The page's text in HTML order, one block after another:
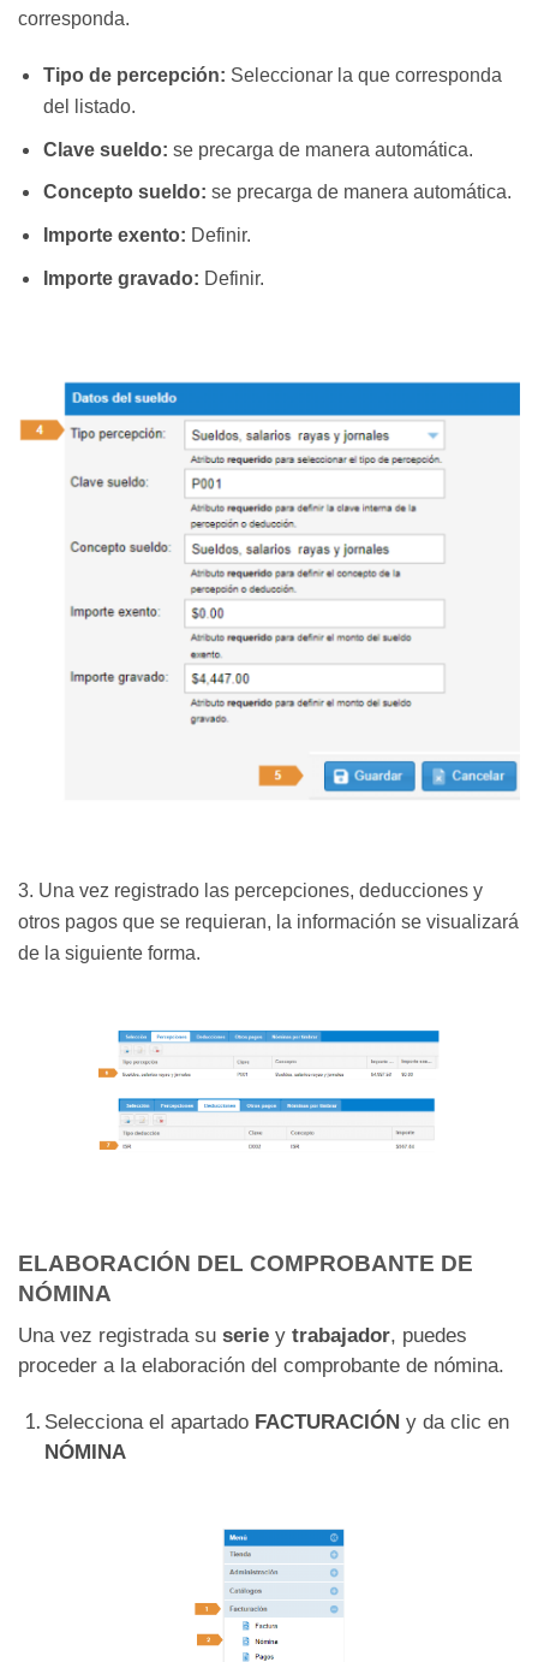
corresponda.
Tipo de percepción: Seleccionar la que corresponda
del listado.
Clave sueldo: se precarga de manera automática.
Concepto sueldo: se precarga de manera automática.
Importe exento: Definir.
Importe gravado: Definir.
3. Una vez registrado las percepciones, deducciones y
otros pagos que se requieran, la información se visualizará
de la siguiente forma.
ELABORACIÓN DEL COMPROBANTE DE
NÓMINA
Una vez registrada su serie y trabajador, puedes
proceder a la elaboración del comprobante de nómina.
Selecciona el apartado FACTURACIÓN y da clic en
NÓMINA